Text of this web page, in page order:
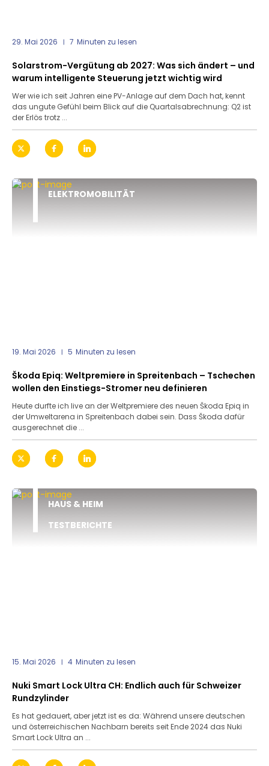
29. Mai 2026 7 Minuten zu lesen
Solarstrom-Vergütung ab 2027: Was sich ändert – und
warum intelligente Steuerung jetzt wichtig wird
Wer wie ich seit Jahren eine PV-Anlage auf dem Dach hat, kennt
das ungute Gefühl beim Blick auf die Quartalsabrechnung: Q2 ist
der Erlös trotz ...
ELEKTROMOBILITÄT
19. Mai 2026 5 Minuten zu lesen
Škoda Epiq: Weltpremiere in Spreitenbach – Tschechen
wollen den Einstiegs-Stromer neu definieren
Heute durfte ich live an der Weltpremiere des neuen Škoda Epiq in
der Umweltarena in Spreitenbach dabei sein. Dass Škoda dafür
ausgerechnet die ...
HAUS & HEIM
TESTBERICHTE
15. Mai 2026 4 Minuten zu lesen
Nuki Smart Lock Ultra CH: Endlich auch für Schweizer
Rundzylinder
Es hat gedauert, aber jetzt ist es da: Während unsere deutschen
und österreichischen Nachbarn bereits seit Ende 2024 das Nuki
Smart Lock Ultra an ...